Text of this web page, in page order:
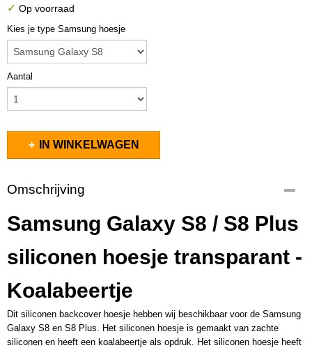
✓ Op voorraad
Kies je type Samsung hoesje
Aantal
IN WINKELWAGEN
Omschrijving
Samsung Galaxy S8 / S8 Plus
siliconen hoesje transparant -
Koalabeertje
Dit siliconen backcover hoesje hebben wij beschikbaar voor de Samsung
Galaxy S8 en S8 Plus. Het siliconen hoesje is gemaakt van zachte
siliconen en heeft een koalabeertje als opdruk. Het siliconen hoesje heeft